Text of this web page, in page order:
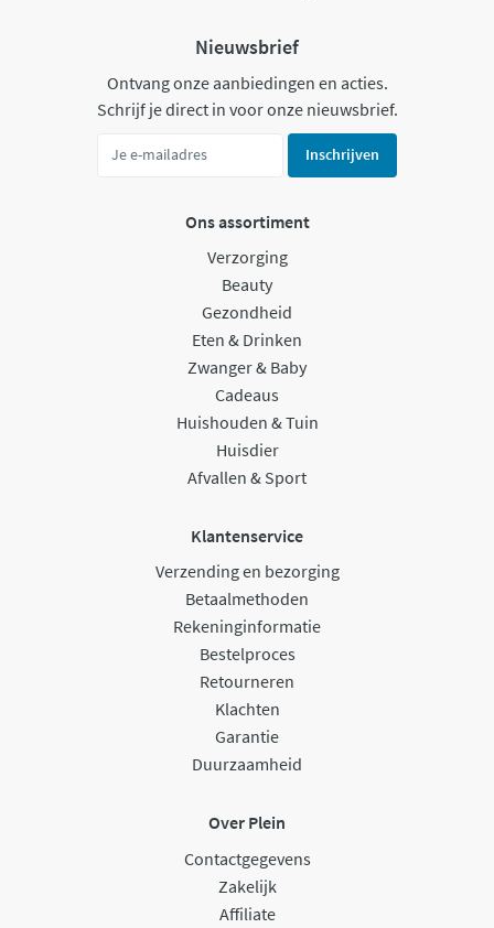
Nieuwsbrief
Ontvang onze aanbiedingen en acties.
Schrijf je direct in voor onze nieuwsbrief.
Inschrijven
Ons assortiment
Verzorging
Beauty
Gezondheid
Eten & Drinken
Zwanger & Baby
Cadeaus
Huishouden & Tuin
Huisdier
Afvallen & Sport
Klantenservice
Verzending en bezorging
Betaalmethoden
Rekeninginformatie
Bestelproces
Retourneren
Klachten
Garantie
Duurzaamheid
Over Plein
Contactgegevens
Zakelijk
Affiliate